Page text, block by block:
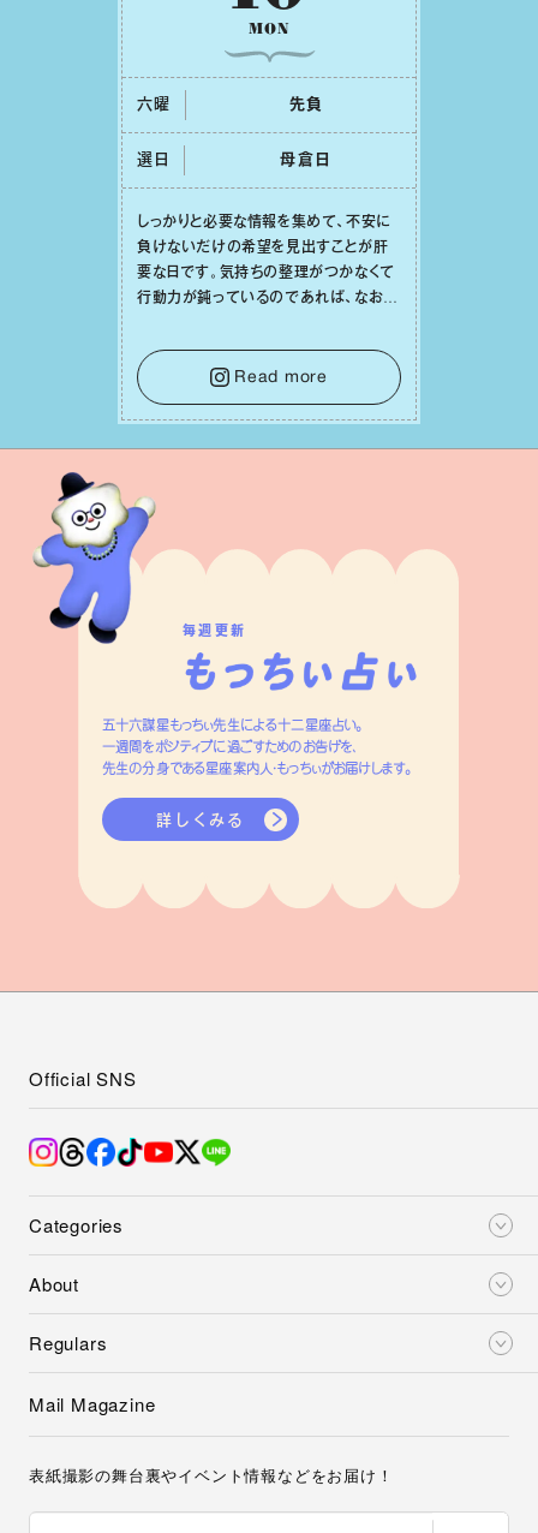
MON
六曜 先負
選日 ⺟倉⽇
しっかりと必要な情報を集めて、不安に
負けないだけの希望を⾒出すことが肝
要な⽇です。気持ちの整理がつかなくて
⾏動⼒が鈍っているのであれば、なおさ
を踏み出すのに役⽴つはず。また、広い
意味での「癒し」や「治療」が必要な⽇で
もあり、特に⼈間関係の改善は課題の⼀
つです。
Read more
毎週更新
五十六謀星もっちぃ先生による十二星座占い。
一週間をポジティブに過ごすためのお告げを、
先生の分身である星座案内人・もっちぃがお届けします。
詳しくみる
Categories
About
Regulars
Official SNS
Mail Magazine
表紙撮影の舞台裏やイベント情報などをお届け！